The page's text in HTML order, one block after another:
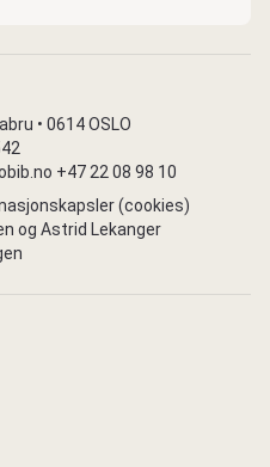
• 0614 OSLO
+47 22 08 98 10
(cookies)
og Astrid Lekanger